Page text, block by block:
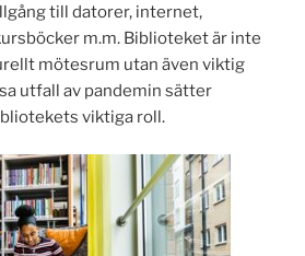
till datorer, internet,
m.m. Biblioteket är inte
mötesrum utan även viktig
utfall av pandemin sätter
viktiga roll.